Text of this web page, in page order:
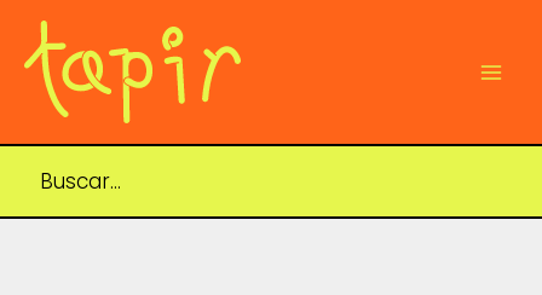
contenido